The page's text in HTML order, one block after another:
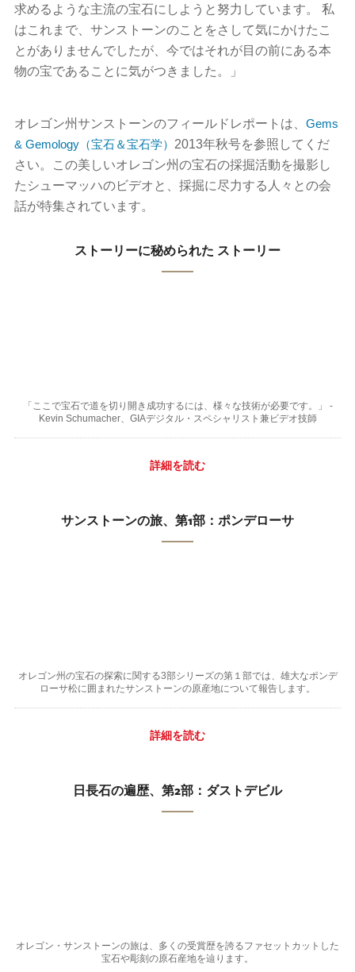
求めるような主流の宝石にしようと努力しています。 私
はこれまで、サンストーンのことをさして気にかけたこ
とがありませんでしたが、今ではそれが目の前にある本
物の宝であることに気がつきました。」
オレゴン州サンストーンのフィールドレポートは、 Gems
& Gemology（宝石＆宝石学） 2013年秋号を参照してくだ
さい。この美しいオレゴン州の宝石の採掘活動を撮影し
たシューマッハのビデオと、採掘に尽力する人々との会
話が特集されています。
ストーリーに秘められた ストーリー
「ここで宝石で道を切り開き成功するには、様々な技術が必要です。」 -
Kevin Schumacher、GIAデジタル・スペシャリスト兼ビデオ技師
詳細を読む
サンストーンの旅、第1部：ポンデローサ
オレゴン州の宝石の探索に関する3部シリーズの第１部では、雄大なポンデ
ローサ松に囲まれたサンストーンの原産地について報告します。
詳細を読む
日長石の遍歴、第2部：ダストデビル
オレゴン・サンストーンの旅は、多くの受賞歴を誇るファセットカットした
宝石や彫刻の原石産地を辿ります。